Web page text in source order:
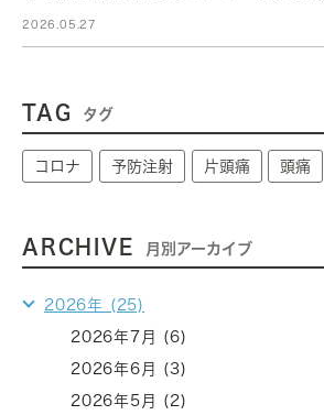
2026.05.27
TAG タグ
コロナ 予防注射 片頭痛 頭痛
ARCHIVE 月別アーカイブ
2026年 (25)
2026年7月 (6)
2026年6月 (3)
2026年5月 (2)